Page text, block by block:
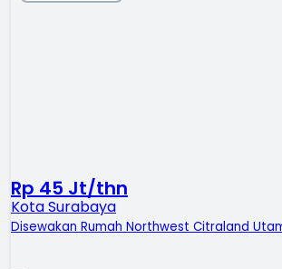
Rp 45 Jt/thn
Kota Surabaya
Disewakan Rumah Northwest Citraland